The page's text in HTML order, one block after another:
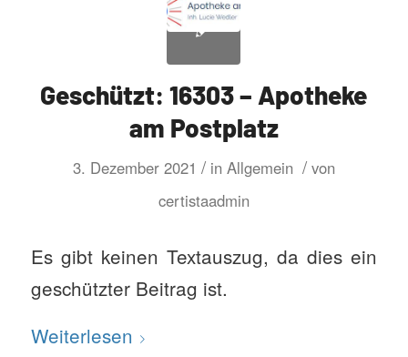
Geschützt: 16303 – Apotheke
am Postplatz
3. Dezember 2021 / in Allgemein / von
certistaadmin
Es gibt keinen Textauszug, da dies ein
geschützter Beitrag ist.
Weiterlesen